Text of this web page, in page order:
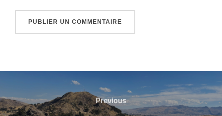
Previous